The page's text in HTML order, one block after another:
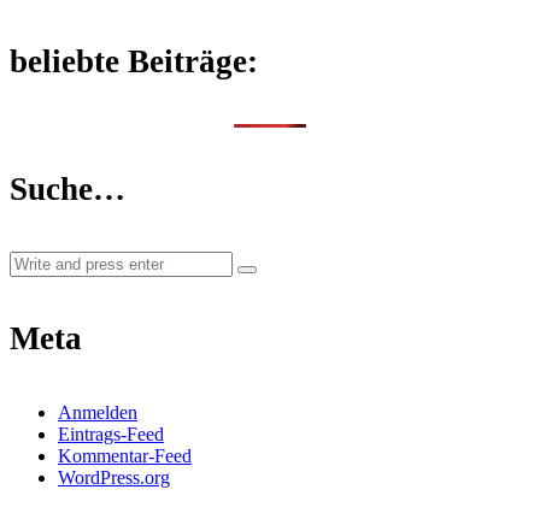
beliebte Beiträge:
Suche…
Meta
Anmelden
Eintrags-Feed
Kommentar-Feed
WordPress.org